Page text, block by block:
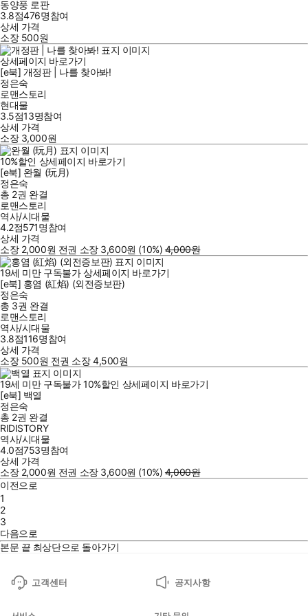
동양풍 로판
3.8점476명참여
상세 가격
소장 500원
상세페이지 바로가기
[e북] 개정판 | 나를 찾아봐!
정은숙
로맨스토리
현대물
3.5점13명참여
상세 가격
소장 3,000원
10%할인 상세페이지 바로가기
[e북] 완월 (玩月)
정은숙
총 2권 완결
로맨스토리
역사/시대물
4.2점571명참여
상세 가격
소장 2,000원 전권 소장 3,600원 (10%) 4,000원
19세 미만 구독불가 상세페이지 바로가기
[e북] 홍염 (紅焰) (외전증보판)
정은숙
총 3권 완결
로맨스토리
역사/시대물
3.8점116명참여
상세 가격
소장 500원 전권 소장4,500원
19세 미만 구독불가 10%할인 상세페이지 바로가기
[e북] 백열
정은숙
총 2권 완결
RIDISTORY
역사/시대물
4.0점753명참여
상세 가격
소장 2,000원 전권 소장 3,600원 (10%) 4,000원
이전으로
1
2
3
다음으로
본문 끝 최상단으로 돌아가기
고객센터 공지사항